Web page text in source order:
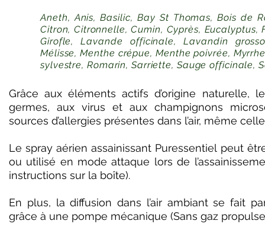
Grâce aux éléments actifs d’origine naturelle,
germes, aux virus et aux champignons
sources d’allergies présentes dans l’air, même
Le spray aérien assainissant Puressentiel peut
ou utilisé en mode attaque lors de
instructions sur la boîte).
En plus, la diffusion dans l’air ambiant se fait
grâce à une pompe mécanique (Sans gaz
Aneth, Anis, Basilic, Bay St Thomas, Bois de
Citron, Citronnelle, Cumin, Cyprès,
Girofle, Lavande officinale, Lavandin
Mélisse, Menthe crépue, Menthe poivrée,
sylvestre, Romarin, Sarriette, Sauge officinale,